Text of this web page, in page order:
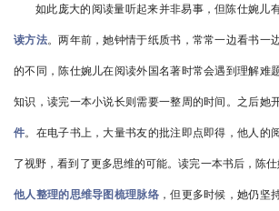
如此庞大的阅读量听起来并非易事，但陈仕婉儿
读方法。两年前，她钟情于纸质书，常常一边看书一
的不同，陈仕婉儿在阅读外国名著时常会遇到理解难
知识，读完一本小说长则需要一整周的时间。之后她
件。在电子书上，大量书友的批注即点即得，他人的
了视野，看到了更多思维的可能。读完一本书后，陈
他人整理的思维导图梳理脉络，但更多时候，她仍坚